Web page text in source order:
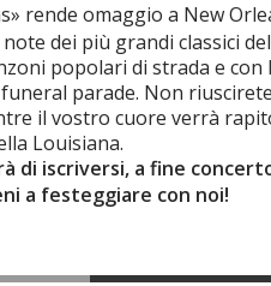
rende omaggio a New
dei più grandi classici
popolari di strada e con
parade. Non
il vostro cuore verrà
Louisiana.
di iscriversi, a fine
a festeggiare con noi!